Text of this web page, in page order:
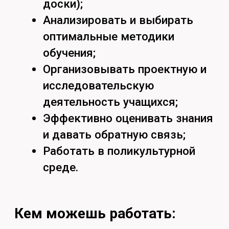
репетиторство);
Методист в образовательных
учреждениях или
издательствах,
разрабатывающий учебные
программы и пособия;
Специалист по учебно-
методической работе в вузах;
Автор образовательного
контента (в т.ч. онлайн);
Менеджер образовательных
проектов в сфере языкового
обучения;
При дополнительной
подготовке — преподаватель в